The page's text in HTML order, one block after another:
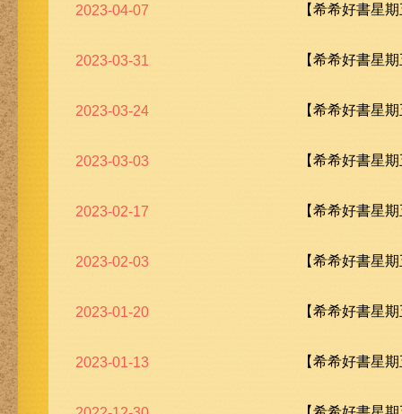
2023-04-07 【希希好書星
2023-03-31 【希希好書星
2023-03-24 【希希好書星
2023-03-03 【希希好書星
2023-02-17 【希希好書星
2023-02-03 【希希好書星
2023-01-20 【希希好書星
2023-01-13 【希希好書星